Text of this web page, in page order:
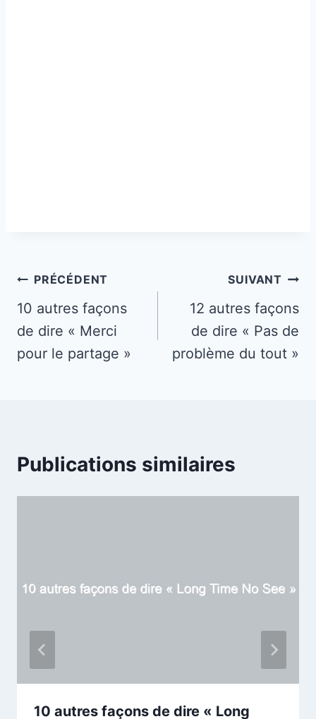
Navigation
de
l’article
PRÉCÉDENT
10 autres façons
de dire « Merci
pour le partage »
SUIVANT
12 autres façons
de dire « Pas de
problème du tout »
Publications similaires
10 autres façons de dire « Long